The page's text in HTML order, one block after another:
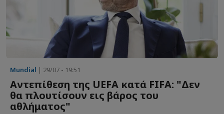
Mundial | 29/07 - 19:51
Αντεπίθεση της UEFA κατά FIFA: "Δεν
θα πλουτίσουν εις βάρος του
αθλήματος"